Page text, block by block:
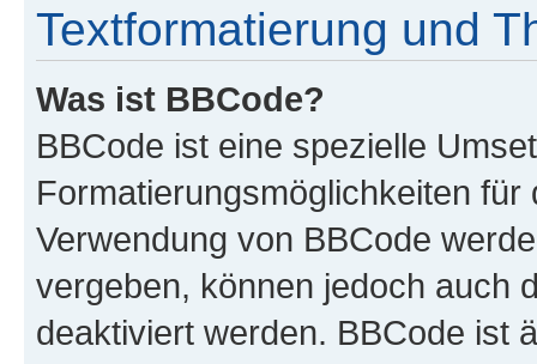
Textformatierung und
Was ist BBCode?
BBCode ist eine spezielle
Formatierungsmöglichkeiten
Verwendung von BBCode
vergeben, können jedoch auch
deaktiviert werden. BBCode ist